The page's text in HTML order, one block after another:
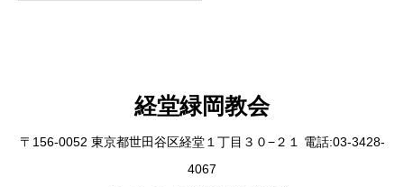
経堂緑岡教会
〒156-0052 東京都世田谷区経堂１丁目３０−２１ 電話:03-3428-
4067